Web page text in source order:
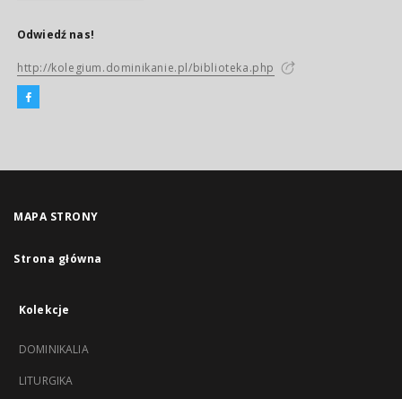
Odwiedź nas!
http://kolegium.dominikanie.pl/biblioteka.php
MAPA STRONY
Strona główna
Kolekcje
DOMINIKALIA
LITURGIKA